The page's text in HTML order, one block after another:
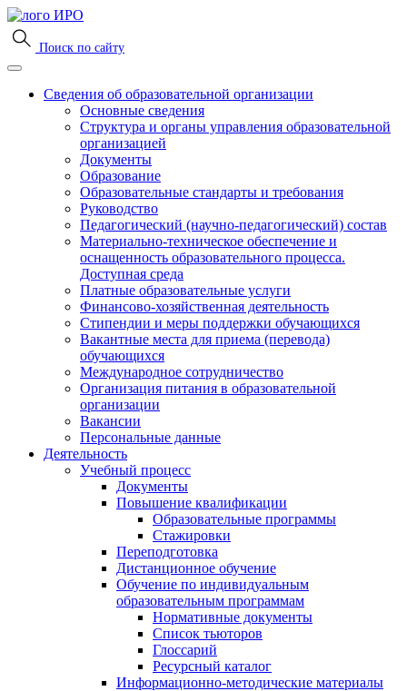
Поиск по сайту
Сведения об образовательной организации
Основные сведения
Структура и органы управления образовательной
организацией
Документы
Образование
Образовательные стандарты и требования
Руководство
Педагогический (научно-педагогический) состав
Материально-техническое обеспечение и
оснащенность образовательного процесса.
Доступная среда
Платные образовательные услуги
Финансово-хозяйственная деятельность
Стипендии и меры поддержки обучающихся
Вакантные места для приема (перевода)
обучающихся
Международное сотрудничество
Организация питания в образовательной
организации
Вакансии
Персональные данные
Деятельность
Учебный процесс
Документы
Повышение квалификации
Образовательные программы
Стажировки
Переподготовка
Дистанционное обучение
Обучение по индивидуальным
образовательным программам
Нормативные документы
Список тьюторов
Глоссарий
Ресурсный каталог
Информационно-методические материалы